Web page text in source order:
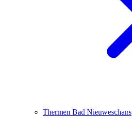
Thermen Bad Nieuweschans